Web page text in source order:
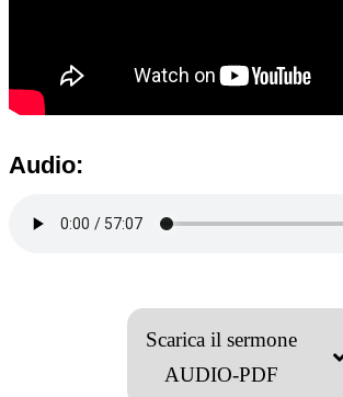
Audio:
Scarica il sermone
AUDIO-PDF